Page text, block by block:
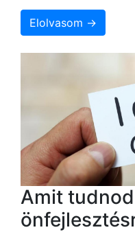
Elolvasom →
Amit